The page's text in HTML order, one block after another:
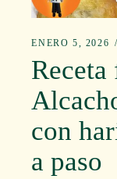
ENERO 5, 2026
con
a paso